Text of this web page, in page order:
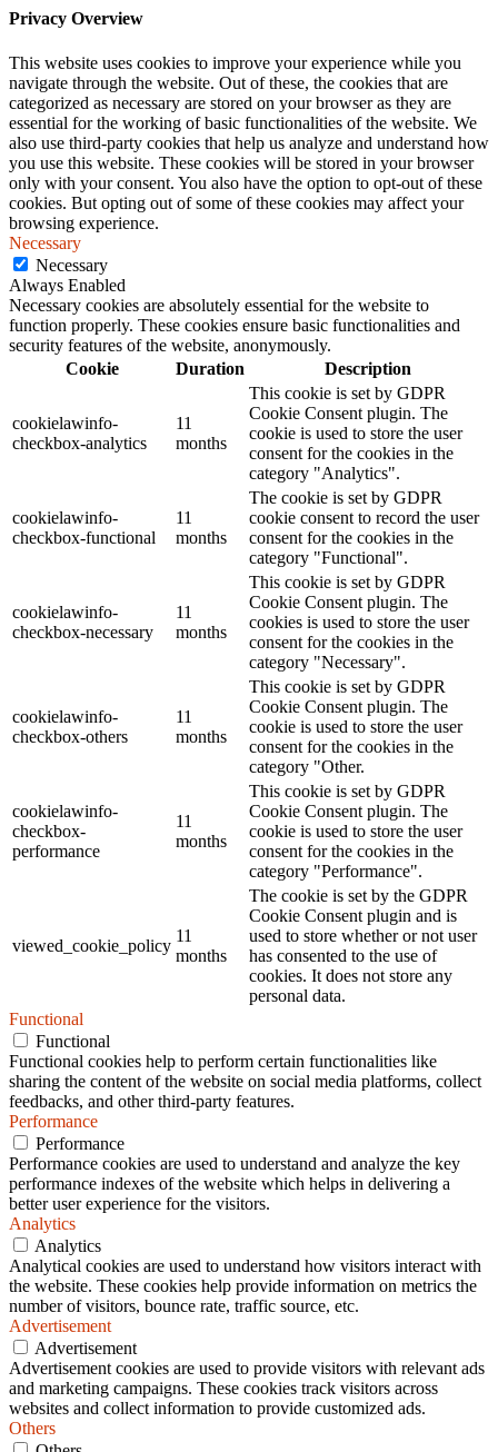
Privacy Overview
This website uses cookies to improve your experience while you
navigate through the website. Out of these, the cookies that are
categorized as necessary are stored on your browser as they are
essential for the working of basic functionalities of the website. We
also use third-party cookies that help us analyze and understand how
you use this website. These cookies will be stored in your browser
only with your consent. You also have the option to opt-out of these
cookies. But opting out of some of these cookies may affect your
browsing experience.
Necessary
Necessary
Always Enabled
Necessary cookies are absolutely essential for the website to
function properly. These cookies ensure basic functionalities and
security features of the website, anonymously.
Cookie
Duration Description
cookielawinfo-
checkbox-analytics
11
months
This cookie is set by GDPR
Cookie Consent plugin. The
cookie is used to store the user
consent for the cookies in the
category "Analytics".
cookielawinfo-
checkbox-functional
11
months
The cookie is set by GDPR
cookie consent to record the user
consent for the cookies in the
category "Functional".
cookielawinfo-
checkbox-necessary
11
months
This cookie is set by GDPR
Cookie Consent plugin. The
cookies is used to store the user
consent for the cookies in the
category "Necessary".
cookielawinfo-
checkbox-others
11
months
This cookie is set by GDPR
Cookie Consent plugin. The
cookie is used to store the user
consent for the cookies in the
category "Other.
cookielawinfo-
checkbox-
performance
11
months
This cookie is set by GDPR
Cookie Consent plugin. The
cookie is used to store the user
consent for the cookies in the
category "Performance".
viewed_cookie_policy
11
months
The cookie is set by the GDPR
Cookie Consent plugin and is
used to store whether or not user
has consented to the use of
cookies. It does not store any
personal data.
Functional
Functional
Functional cookies help to perform certain functionalities like
sharing the content of the website on social media platforms, collect
feedbacks, and other third-party features.
Performance
Performance
Performance cookies are used to understand and analyze the key
performance indexes of the website which helps in delivering a
better user experience for the visitors.
Analytics
Analytics
Analytical cookies are used to understand how visitors interact with
the website. These cookies help provide information on metrics the
number of visitors, bounce rate, traffic source, etc.
Advertisement
Advertisement
Advertisement cookies are used to provide visitors with relevant ads
and marketing campaigns. These cookies track visitors across
websites and collect information to provide customized ads.
Others